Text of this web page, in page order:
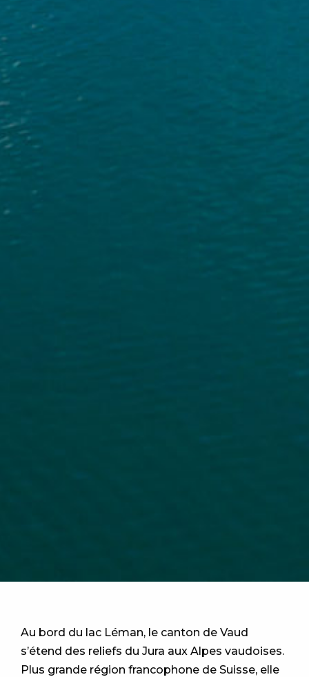
Au bord du lac Léman, le canton de Vaud
s’étend des reliefs du Jura aux Alpes vaudoises.
Plus grande région francophone de Suisse, elle